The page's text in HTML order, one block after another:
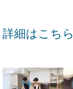
詳細はこちら